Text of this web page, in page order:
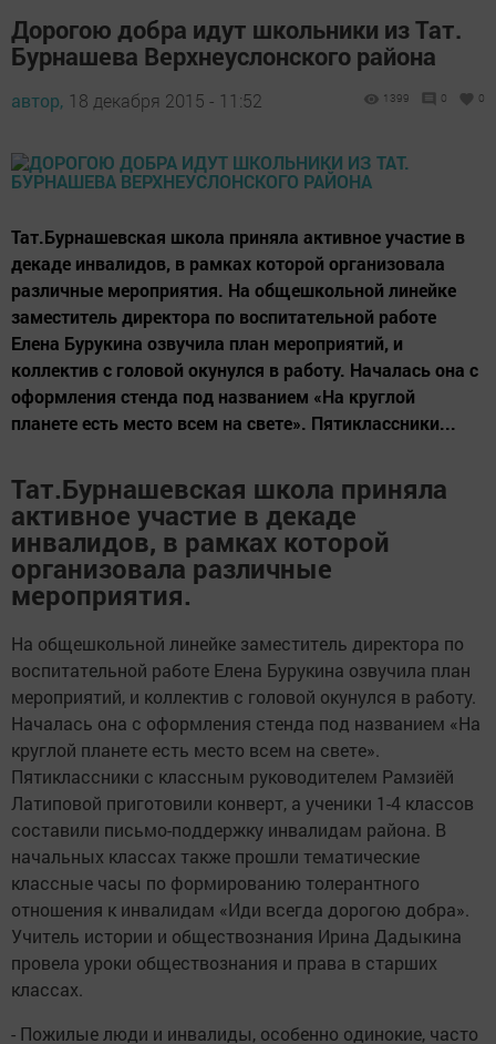
Дорогою добра идут школьники из Тат.
Бурнашева Верхнеуслонского района
автор, 18 декабря 2015 - 11:52 1399 0 0
Тат.Бурнашевская школа приняла активное участие в
декаде инвалидов, в рамках которой организовала
различные мероприятия. На общешкольной линейке
заместитель директора по воспитательной работе
Елена Бурукина озвучила план мероприятий, и
коллектив с головой окунулся в работу. Началась она с
оформления стенда под названием «На круглой
планете есть место всем на свете». Пятиклассники...
Тат.Бурнашевская школа приняла
активное участие в декаде
инвалидов, в рамках которой
организовала различные
мероприятия.
На общешкольной линейке заместитель директора по
воспитательной работе Елена Бурукина озвучила план
мероприятий, и коллектив с головой окунулся в работу.
Началась она с оформления стенда под названием «На
круглой планете есть место всем на свете».
Пятиклассники с классным руководителем Рамзиёй
Латиповой приготовили конверт, а ученики 1-4 классов
составили письмо-поддержку инвалидам района. В
начальных классах также прошли тематические
классные часы по формированию толерантного
отношения к инвалидам «Иди всегда дорогою добра».
Учитель истории и обществознания Ирина Дадыкина
провела уроки обществознания и права в старших
классах.
- Пожилые люди и инвалиды, особенно одинокие, часто